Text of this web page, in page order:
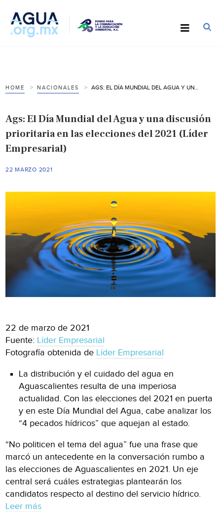
HOME NACIONALES
Ags: El Día Mundial del Agua y una discusión
prioritaria en las elecciones del 2021 (Líder
Empresarial)
22 MARZO 2021
22 de marzo de 2021
Fuente: Líder Empresarial
Fotografía obtenida de Líder Empresarial
La distribución y el cuidado del agua en
Aguascalientes resulta de una imperiosa
actualidad. Con las elecciones del 2021 en puerta
y en este Día Mundial del Agua, cabe analizar los
“4 pecados hídricos” que aquejan al estado.
“No politicen el tema del agua” fue una frase que
marcó un antecedente en la conversación rumbo a
las elecciones de Aguascalientes en 2021. Un eje
central será cuáles estrategias plantearán los
candidatos respecto al destino del servicio hídrico.
Leer más